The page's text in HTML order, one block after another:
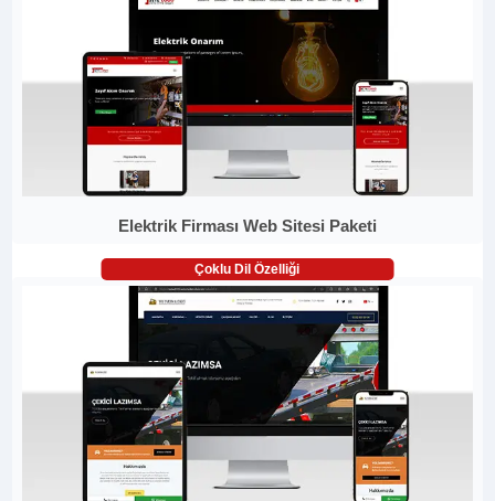
Elektrik Firması Web Sitesi Paketi
Çoklu Dil Özelliği